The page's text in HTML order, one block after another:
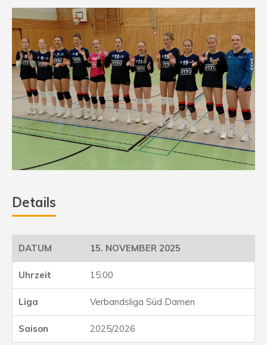
Details
15. NOVEMBER 2025
15:00
Verbandsliga Süd Damen
2025/2026